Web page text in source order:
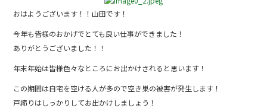
e
b
o
o
k
er
おはようございます！！山田です！
今年も皆様のおかげでとても良い仕事ができました！
ありがとうございました！！
年末年始は皆様色々なところにお出かけされると思います！
この期間は自宅を空ける人が多ので空き巣の被害が発生します！
戸締りはしっかりしてお出かけしましょう！